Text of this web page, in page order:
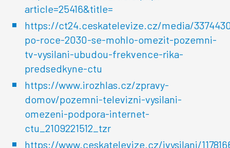
article=25416&title=
https://ct24.ceskatelevize.cz/media/
po-roce-2030-se-mohlo-omezit-pozemni-
tv-vysilani-ubudou-frekvence-rika-
predsedkyne-ctu
https://www.irozhlas.cz/zpravy-
domov/pozemni-televizni-vysilani-
omezeni-podpora-internet-
ctu_2109221512_tzr
https://www.ceskatelevize.cz/ivysilani/